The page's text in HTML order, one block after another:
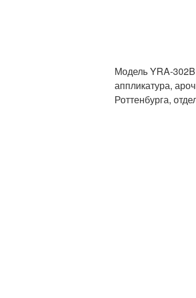
Модель YRA-
аппликатура,
Роттенбурга,